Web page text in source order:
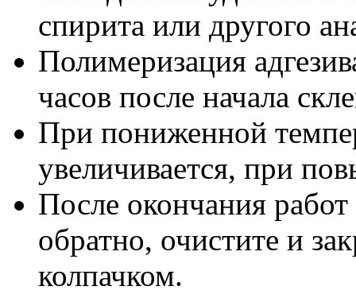
спирита или другого
Полимеризация
часов после начала
При пониженной
увеличивается, при
После окончания
обратно, очистите и
колпачком.